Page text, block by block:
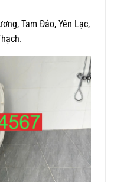
Tam Đảo, Yên Lạc,